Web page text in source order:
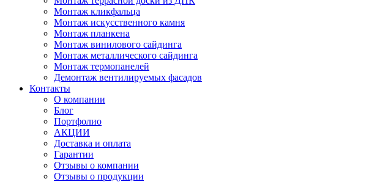
Монтаж кликфальца
Монтаж искусственного камня
Монтаж планкена
Монтаж винилового сайдинга
Монтаж металлического сайдинга
Монтаж термопанелей
Демонтаж вентилируемых фасадов
Контакты
О компании
Блог
Портфолио
АКЦИИ
Доставка и оплата
Гарантии
Отзывы о компании
Отзывы о продукции